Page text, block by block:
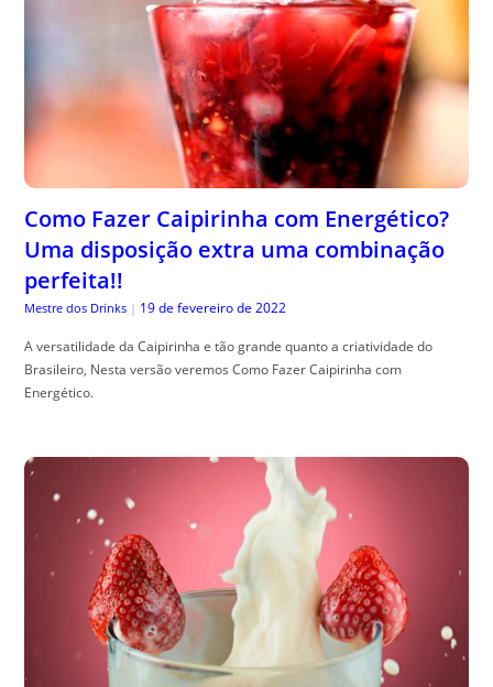
Como Fazer Caipirinha com Energético?
Uma disposição extra uma combinação
perfeita!!
Mestre dos Drinks | 19 de fevereiro de 2022
A versatilidade da Caipirinha e tão grande quanto a criatividade do
Brasileiro, Nesta versão veremos Como Fazer Caipirinha com
Energético.